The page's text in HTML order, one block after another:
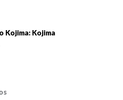
Kojima: Kojima